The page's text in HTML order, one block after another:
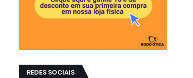
REDES SOCIAIS